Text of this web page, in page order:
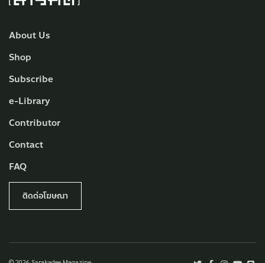
About Us
Shop
Subscribe
e-Library
Contributor
Contact
FAQ
ติดต่อโฆษณา